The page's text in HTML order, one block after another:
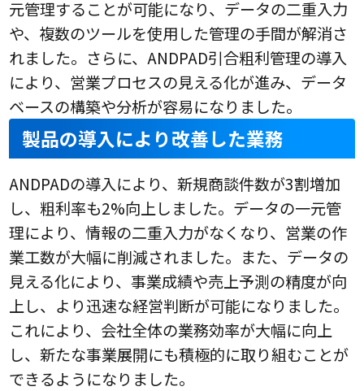
元管理することが可能になり、データの二重入力
や、複数のツールを使用した管理の手間が解消さ
れました。さらに、ANDPAD引合粗利管理の導入
により、営業プロセスの見える化が進み、データ
ベースの構築や分析が容易になりました。
製品の導入により改善した業務
ANDPADの導入により、新規商談件数が3割増加
し、粗利率も2%向上しました。データの一元管
理により、情報の二重入力がなくなり、営業の作
業工数が大幅に削減されました。また、データの
見える化により、事業成績や売上予測の精度が向
上し、より迅速な経営判断が可能になりました。
これにより、会社全体の業務効率が大幅に向上
し、新たな事業展開にも積極的に取り組むことが
できるようになりました。